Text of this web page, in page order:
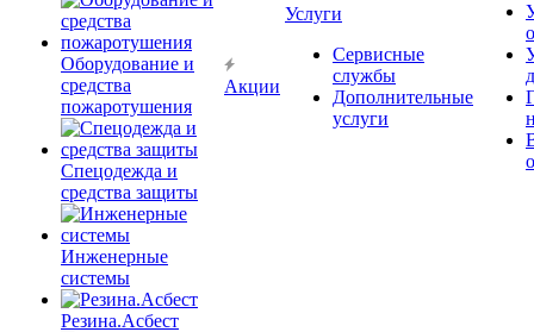
Оборудование и
средства
пожаротушения
Спецодежда и
средства защиты
Инженерные
системы
Резина.Асбест
Акции
Услуги
Сервисные
службы
Дополнительные
услуги